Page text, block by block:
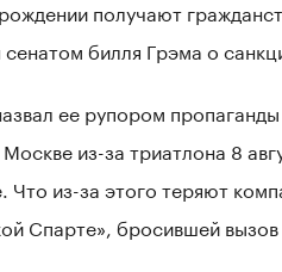
получают
билля Грэма о
ее рупором
из-за триатлона 8
из-за этого теряют
Спарте», бросившей